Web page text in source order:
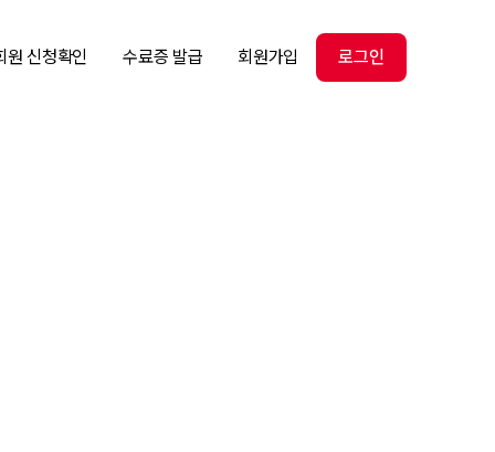
원 신청확인 수료증 발급 회원가입 로그인